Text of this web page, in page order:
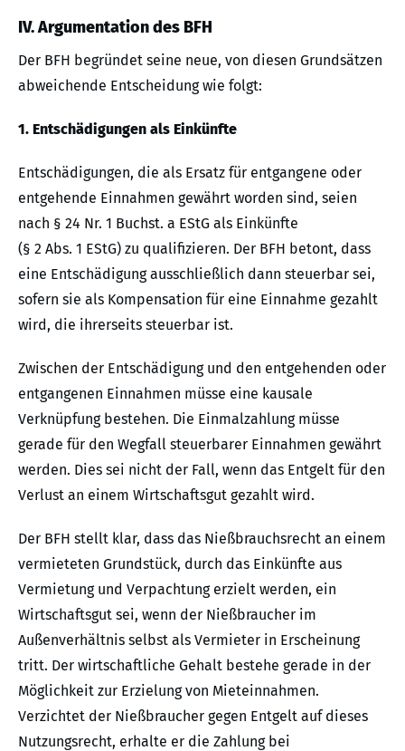
IV. Argumentation des BFH
Der BFH begründet seine neue, von diesen Grundsätzen
abweichende Entscheidung wie folgt:
1. Entschädigungen als Einkünfte
Entschädigungen, die als Ersatz für entgangene oder
entgehende Einnahmen gewährt worden sind, seien
nach § 24 Nr. 1 Buchst. a EStG als Einkünfte
(§ 2 Abs. 1 EStG) zu qualifizieren. Der BFH betont, dass
eine Entschädigung ausschließlich dann steuerbar sei,
sofern sie als Kompensation für eine Einnahme gezahlt
wird, die ihrerseits steuerbar ist.
Zwischen der Entschädigung und den entgehenden oder
entgangenen Einnahmen müsse eine kausale
Verknüpfung bestehen. Die Einmalzahlung müsse
gerade für den Wegfall steuerbarer Einnahmen gewährt
werden. Dies sei nicht der Fall, wenn das Entgelt für den
Verlust an einem Wirtschaftsgut gezahlt wird.
Der BFH stellt klar, dass das Nießbrauchsrecht an einem
vermieteten Grundstück, durch das Einkünfte aus
Vermietung und Verpachtung erzielt werden, ein
Wirtschaftsgut sei, wenn der Nießbraucher im
Außenverhältnis selbst als Vermieter in Erscheinung
tritt. Der wirtschaftliche Gehalt bestehe gerade in der
Möglichkeit zur Erzielung von Mieteinnahmen.
Verzichtet der Nießbraucher gegen Entgelt auf dieses
Nutzungsrecht, erhalte er die Zahlung bei